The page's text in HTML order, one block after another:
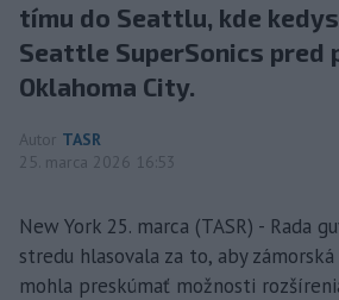
tímu do Seattlu, kde
Seattle SuperSonics pred
Oklahoma City.
Autor TASR
25. marca 2026 16:53
New York 25. marca (TASR) - Rada
stredu hlasovala za to, aby
mohla preskúmať možnosti